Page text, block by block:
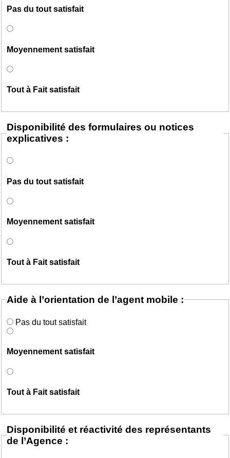
Pas du tout satisfait
Moyennement satisfait
Tout à Fait satisfait
Disponibilité des formulaires ou notices
explicatives :
Pas du tout satisfait
Moyennement satisfait
Tout à Fait satisfait
Aide à l’orientation de l’agent mobile :
Pas du tout satisfait
Moyennement satisfait
Tout à Fait satisfait
Disponibilité et réactivité des représentants
de l’Agence :